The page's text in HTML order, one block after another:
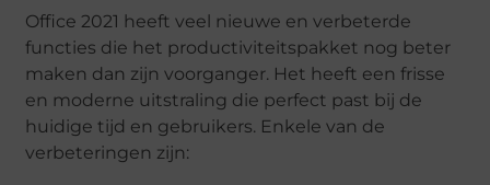
Office 2021 heeft veel nieuwe en verbeterde
functies die het productiviteitspakket nog beter
maken dan zijn voorganger. Het heeft een frisse
en moderne uitstraling die perfect past bij de
huidige tijd en gebruikers. Enkele van de
verbeteringen zijn: